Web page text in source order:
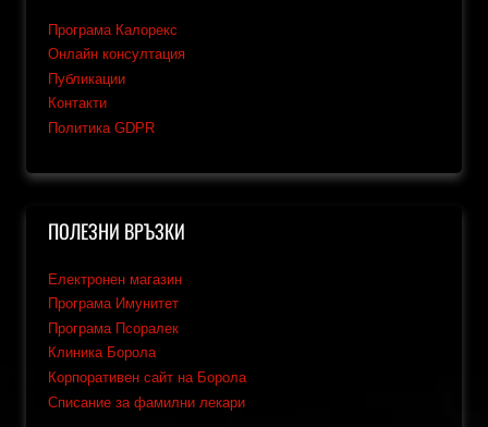
Програма Калорекс
Онлайн консултация
Публикации
Контакти
Политика GDPR
ПОЛЕЗНИ ВРЪЗКИ
Електронен магазин
Програма Имунитет
Програма Псоралек
Клиника Борола
Корпоративен сайт на Борола
Списание за фамилни лекари